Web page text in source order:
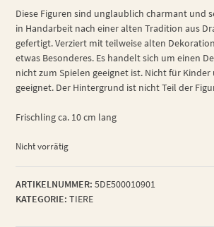
Diese Figuren sind unglaublich charmant und
in Handarbeit nach einer alten Tradition aus
gefertigt. Verziert mit teilweise alten
etwas Besonderes. Es handelt sich um einen
nicht zum Spielen geeignet ist. Nicht für
geeignet. Der Hintergrund ist nicht Teil der
Frischling ca. 10 cm lang
Nicht vorrätig
ARTIKELNUMMER: 5DE500010901
KATEGORIE: TIERE